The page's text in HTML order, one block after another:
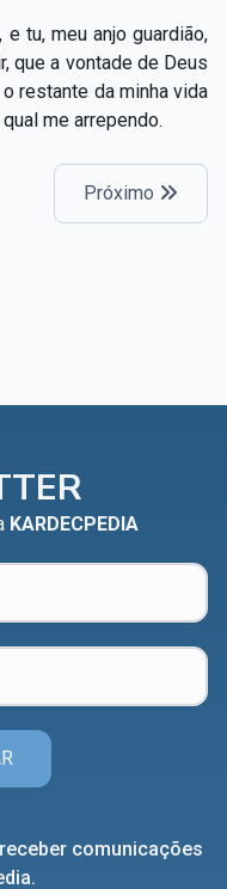
▸
▸
e falsos
o que
▸
espíritas ▸
tu, meu anjo guardião,
que a vontade de Deus
restante da minha vida
me arrependo.
Próximo
KARDECPEDIA
comunicações